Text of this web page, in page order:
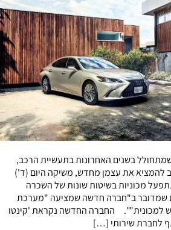
בשנים האחרונות בתעשיית הרכב,
להמציא את עצמן מחדש, משיקה היום (ד')
מכוניות בשיטות שונות של השכרה
שמדובר ב"חברה חדשה שמציעה "מערכת
למכונית"". החברה החדשה נקראת 'קינטו
לחברת שירותי […]